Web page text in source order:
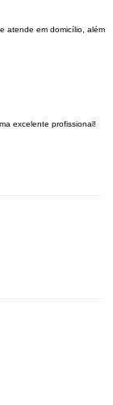
atende em domicílio, além
excelente profissional!